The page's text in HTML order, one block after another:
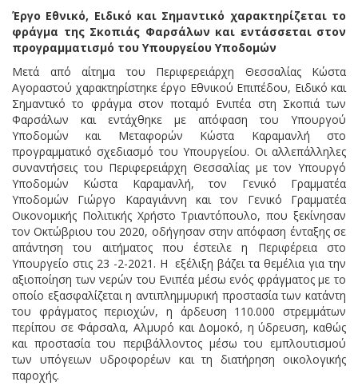
Έργο Εθνικό, Ειδικό και Σημαντικό χαρακτηρίζεται το
φράγμα της Σκοπιάς Φαρσάλων και εντάσσεται στον
προγραμματισμό του Υπουργείου Υποδομών
Μετά από αίτημα του Περιφερειάρχη Θεσσαλίας Κώστα
Αγοραστού χαρακτηρίστηκε έργο Εθνικού Επιπέδου, Ειδικό και
Σημαντικό το φράγμα στον ποταμό Ενιπέα στη Σκοπιά των
Φαρσάλων και εντάχθηκε με απόφαση του Υπουργού
Υποδομών και Μεταφορών Κώστα Καραμανλή στο
προγραμματικό σχεδιασμό του Υπουργείου. Οι αλλεπάλληλες
συναντήσεις του Περιφερειάρχη Θεσσαλίας με τον Υπουργό
Υποδομών Κώστα Καραμανλή, τον Γενικό Γραμματέα
Υποδομών Γιώργο Καραγιάννη και τον Γενικό Γραμματέα
Οικονομικής Πολιτικής Χρήστο Τριαντόπουλο, που ξεκίνησαν
τον Οκτώβριου του 2020, οδήγησαν στην απόφαση ένταξης σε
απάντηση του αιτήματος που έστειλε η Περιφέρεια στο
Υπουργείο στις 23 -2-2021. Η εξέλιξη βάζει τα θεμέλια για την
αξιοποίηση των νερών του Ενιπέα μέσω ενός φράγματος με το
οποίο εξασφαλίζεται η αντιπλημμυρική προστασία των κατάντη
του φράγματος περιοχών, η άρδευση 110.000 στρεμμάτων
περίπου σε Φάρσαλα, Αλμυρό και Δομοκό, η ύδρευση, καθώς
και προστασία του περιβάλλοντος μέσω του εμπλουτισμού
των υπόγειων υδροφορέων και τη διατήρηση οικολογικής
παροχής.